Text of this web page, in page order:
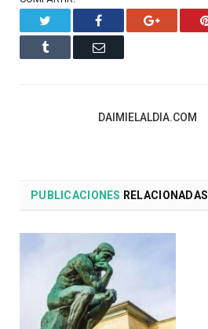
Facebook Google+
Tumblr Email
DAIMIELALDIA.COM
PUBLICACIONES RELACIONADAS